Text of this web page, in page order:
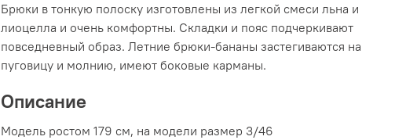
Брюки в тонкую полоску изготовлены из легкой смеси льна и
лиоцелла и очень комфортны. Складки и пояс подчеркивают
повседневный образ. Летние брюки-бананы застегиваются на
пуговицу и молнию, имеют боковые карманы.
Описание
Модель ростом 179 см, на модели размер 3/46